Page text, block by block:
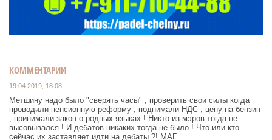
КОММЕНТАРИИ
19.04.2019, 18:08
Метшину надо было "сверять часы" , проверить свои силы когда
проводили пенсионную реформу , поднимали НДС , цену на бензин
, принимали закон о родных языках ! Никто из мэров тогда не
высовывался ! И дебатов никаких тогда не было ! Что или кто
сейчас их заставляет идти на дебаты ?! МАГ